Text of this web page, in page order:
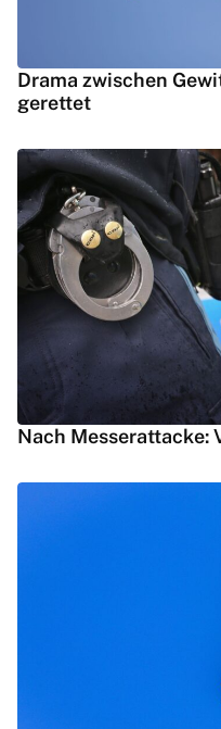
Drama zwischen
gerettet
Nach Messerattacke: